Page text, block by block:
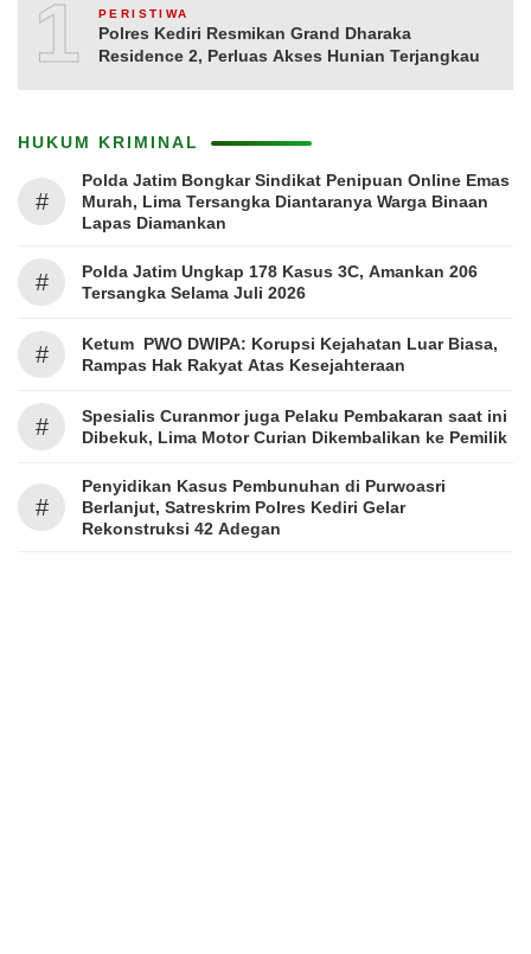
10PERISTIWA
Polres Kediri Resmikan Grand Dharaka
Residence 2, Perluas Akses Hunian Terjangkau
HUKUM KRIMINAL
#
Polda Jatim Bongkar Sindikat Penipuan Online Emas
Murah, Lima Tersangka Diantaranya Warga Binaan
Lapas Diamankan
#
Polda Jatim Ungkap 178 Kasus 3C, Amankan 206
Tersangka Selama Juli 2026
#
Ketum PWO DWIPA: Korupsi Kejahatan Luar Biasa,
Rampas Hak Rakyat Atas Kesejahteraan
#
Spesialis Curanmor juga Pelaku Pembakaran saat ini
Dibekuk, Lima Motor Curian Dikembalikan ke Pemilik
#
Penyidikan Kasus Pembunuhan di Purwoasri
Berlanjut, Satreskrim Polres Kediri Gelar
Rekonstruksi 42 Adegan